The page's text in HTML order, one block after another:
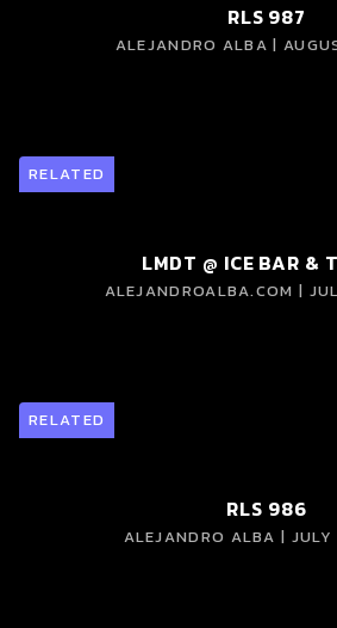
RLS 987
ALEJANDRO ALBA |
RELATED
LMDT @ ICE BAR &
ALEJANDROALBA.COM |
RELATED
RLS 986
ALEJANDRO ALBA |